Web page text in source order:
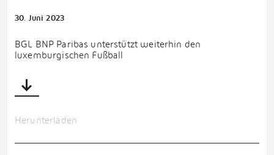
30. Juni 2023
BGL BNP Paribas unterstützt weiterhin den
luxemburgischen Fußball
Herunterladen